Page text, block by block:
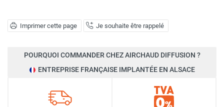
Imprimer cette page Je souhaite être rappelé
POURQUOI COMMANDER CHEZ AIRCHAUD DIFFUSION ?
ENTREPRISE FRANÇAISE IMPLANTÉE EN ALSACE